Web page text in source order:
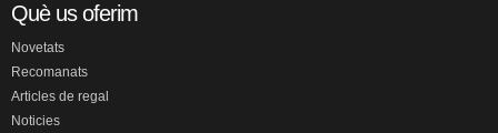
Què us oferim
Novetats
Recomanats
Articles de regal
Noticies